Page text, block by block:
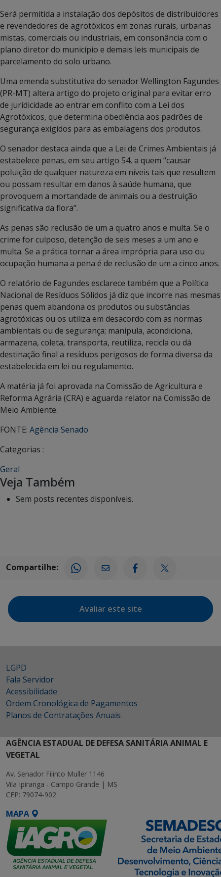
Será permitida a instalação dos depósitos de distribuidores
e revendedores de agrotóxicos em zonas rurais, urbanas
mistas, comerciais ou industriais, em consonância com o
plano diretor do município e demais leis municipais de
parcelamento do solo urbano.
Uma emenda substitutiva do senador Wellington Fagundes
(PR-MT) altera artigo do projeto original para evitar erro
de juridicidade ao entrar em conflito com a Lei dos
Agrotóxicos, que determina obediência aos padrões de
segurança exigidos para as embalagens dos produtos.
O senador destaca ainda que a Lei de Crimes Ambientais já
estabelece penas, em seu artigo 54, a quem “causar
poluição de qualquer natureza em níveis tais que resultem
ou possam resultar em danos à saúde humana, que
provoquem a mortandade de animais ou a destruição
significativa da flora”.
As penas são reclusão de um a quatro anos e multa. Se o
crime for culposo, detenção de seis meses a um ano e
multa. Se a prática tornar a área imprópria para uso ou
ocupação humana a pena é de reclusão de um a cinco anos.
O relatório de Fagundes esclarece também que a Política
Nacional de Resíduos Sólidos já diz que incorre nas mesmas
penas quem abandona os produtos ou substâncias
agrotóxicas ou os utiliza em desacordo com as normas
ambientais ou de segurança; manipula, acondiciona,
armazena, coleta, transporta, reutiliza, recicla ou dá
destinação final a resíduos perigosos de forma diversa da
estabelecida em lei ou regulamento.
A matéria já foi aprovada na Comissão de Agricultura e
Reforma Agrária (CRA) e aguarda relator na Comissão de
Meio Ambiente.
FONTE: Agência Senado
Categorias :
Geral
Veja Também
Sem posts recentes disponíveis.
Compartilhe:
Avaliar este site
LGPD
Fala Servidor
Acessibilidade
Ordem Cronológica de Pagamentos
Planos de Contratações Anuais
AGÊNCIA ESTADUAL DE DEFESA SANITÁRIA ANIMAL E
VEGETAL
Av. Senador Filinto Muller 1146
Vila Ipiranga - Campo Grande | MS
CEP: 79074-902
MAPA